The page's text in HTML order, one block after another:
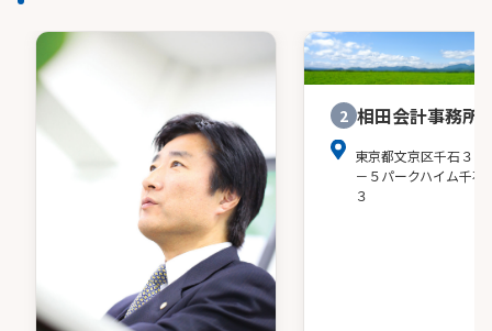
2 相田会計事務所
東京都文京区千石３－
－５パークハイム千石
３